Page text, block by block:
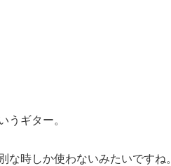
うギター。
時しか使わないみたいですね。